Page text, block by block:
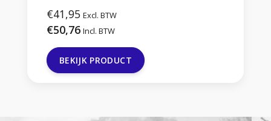
meerlaagse
schuimtechnologie en
ergonomische pasvorm
zorgen voor superieure
demping. Ze zijn EN 14404
intensief werk. Optimale
€41,95 Excl. BTW
€50,76 Incl. BTW
BEKIJK PRODUCT